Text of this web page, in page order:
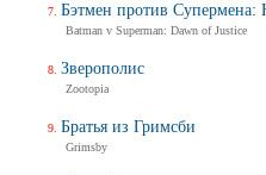
Бэтмен против Супермена:
Batman v Superman: Dawn of Justice
Зверополис
Zootopia
Братья из Гримсби
Grimsby